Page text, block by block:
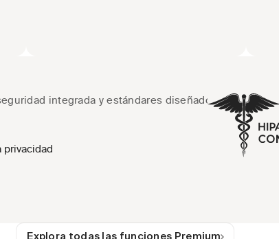
integrada y estándares diseñados para la
privacidad
Explora todas las funciones Premium